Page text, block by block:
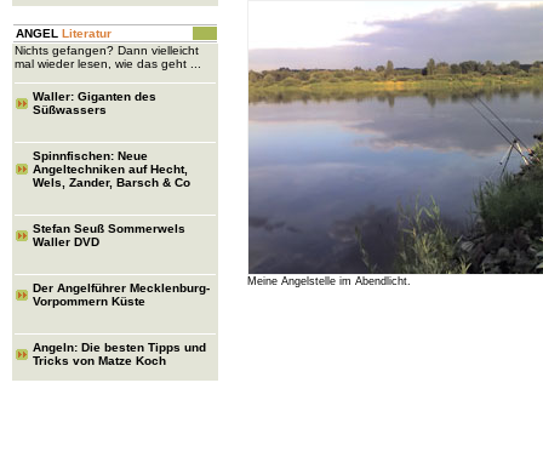
ANGEL Literatur
Nichts gefangen? Dann vielleicht
mal wieder lesen, wie das geht ...
Waller: Giganten des
Süßwassers
Spinnfischen: Neue
Angeltechniken auf Hecht,
Wels, Zander, Barsch & Co
Stefan Seuß Sommerwels
Waller DVD
Der Angelführer Mecklenburg-
Vorpommern Küste
Angeln: Die besten Tipps und
Tricks von Matze Koch
Meine Angelstelle im Abendlicht.